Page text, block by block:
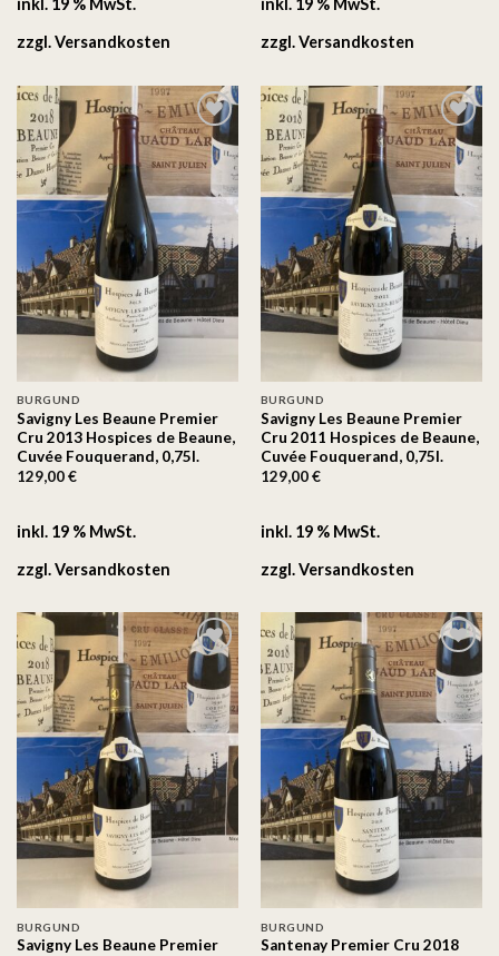
inkl. 19 % MwSt.
zzgl.Versandkosten
inkl. 19 % MwSt.
zzgl.Versandkosten
Auf
Wunschliste
BURGUND
Savigny Les Beaune Premier
Cru 2013 Hospices de Beaune,
Cuvée Fouquerand, 0,75l.
129,00€
inkl. 19 % MwSt.
zzgl.Versandkosten
Auf
Wunschliste
BURGUND
Savigny Les Beaune Premier
Cru 2011 Hospices de Beaune,
Cuvée Fouquerand, 0,75l.
129,00€
inkl. 19 % MwSt.
zzgl.Versandkosten
Auf
die
Wunschliste
BURGUND
Savigny Les Beaune Premier
Auf
die
Wunschliste
BURGUND
Santenay Premier Cru 2018